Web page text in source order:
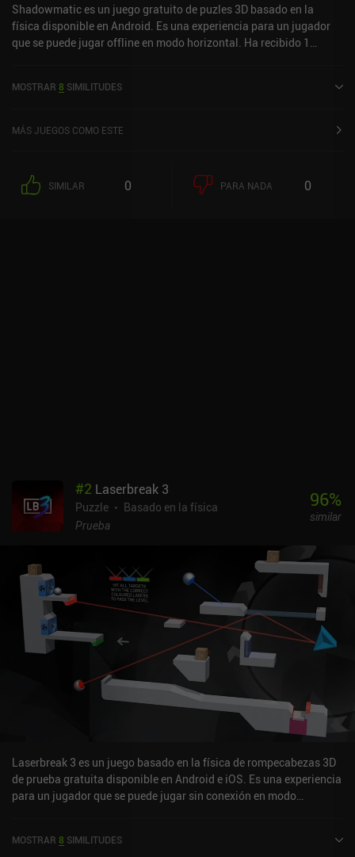
Shadowmatic es un juego gratuito de puzles 3D basado en la
física disponible en Android. Es una experiencia para un jugador
que se puede jugar offline en modo horizontal. Ha recibido 1
sobre 5,0 en Google Play.
MOSTRAR 8 SIMILITUDES
MÁS JUEGOS COMO ESTE
SIMILAR 0 PARA NADA 0
#2 Laserbreak 3
Puzzle
Basado en la física
Prueba
96%
similar
Laserbreak 3 es un juego basado en la física de rompecabezas 3D
de prueba gratuita disponible en Android e iOS. Es una experiencia
para un jugador que se puede jugar sin conexión en modo
en la App Store de iOS.
MOSTRAR 8 SIMILITUDES